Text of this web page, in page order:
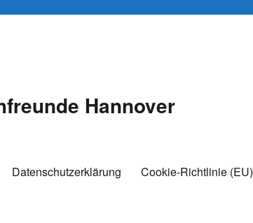
Hannover
Datenschutzerklärung Cookie-Richtlinie (EU)